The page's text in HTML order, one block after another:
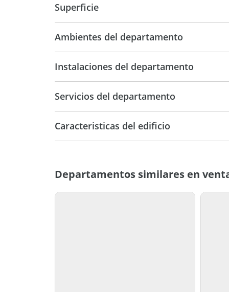
Superficie
Ambientes del departamento
Instalaciones del departamento
Servicios del departamento
Caracteristicas del edificio
Departamentos similares en